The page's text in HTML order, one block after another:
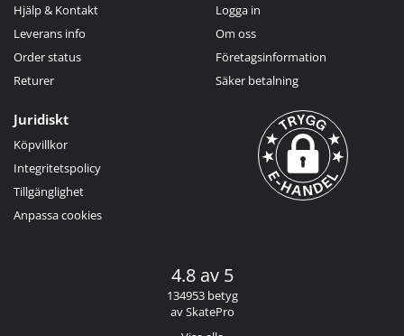
Hjälp & Kontakt
Leverans info
Order status
Returer
Logga in
Om oss
Företagsinformation
Säker betalning
Juridiskt
Köpvillkor
Integritetspolicy
Tillgänglighet
Anpassa cookies
4.8 av 5
134953 betyg
av SkatePro